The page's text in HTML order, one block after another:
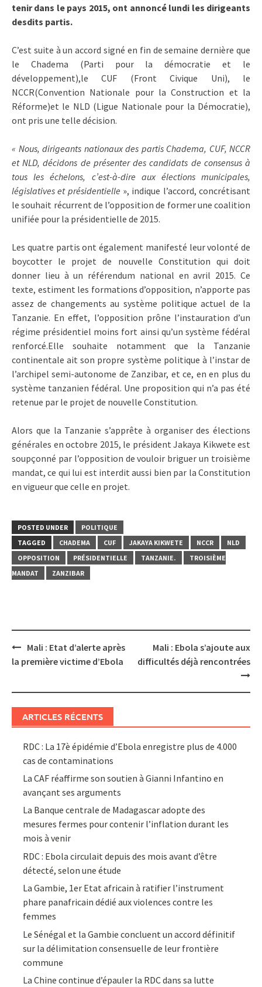
tenir dans le pays 2015, ont annoncé lundi les dirigeants
desdits partis.
C’est suite à un accord signé en fin de semaine dernière que
le Chadema (Parti pour la démocratie et le
développement),le CUF (Front Civique Uni), le
NCCR(Convention Nationale pour la Construction et la
Réforme)et le NLD (Ligue Nationale pour la Démocratie),
ont pris une telle décision.
« Nous, dirigeants nationaux des partis Chadema, CUF, NCCR
et NLD, décidons de présenter des candidats de consensus à
tous les échelons, c’est-à-dire aux élections municipales,
législatives et présidentielle », indique l’accord, concrétisant
le souhait récurrent de l’opposition de former une coalition
unifiée pour la présidentielle de 2015.
Les quatre partis ont également manifesté leur volonté de
boycotter le projet de nouvelle Constitution qui doit
donner lieu à un référendum national en avril 2015. Ce
texte, estiment les formations d’opposition, n’apporte pas
assez de changements au système politique actuel de la
Tanzanie. En effet, l’opposition prône l’instauration d’un
régime présidentiel moins fort ainsi qu’un système fédéral
renforcé.Elle souhaite notamment que la Tanzanie
continentale ait son propre système politique à l’instar de
l’archipel semi-autonome de Zanzibar, et ce, en en plus du
système tanzanien fédéral. Une proposition qui n’a pas été
retenue par le projet de nouvelle Constitution.
Alors que la Tanzanie s’apprête à organiser des élections
générales en octobre 2015, le président Jakaya Kikwete est
soupçonné par l’opposition de vouloir briguer un troisième
mandat, ce qui lui est interdit aussi bien par la Constitution
en vigueur que celle en projet.
POSTED UNDER
POLITIQUE
TAGGED
CHADEMA CUF JAKAYA KIKWETE NCCR
NLD
OPPOSITION
PRÉSIDENTIELLE TANZANIE.
TROISIÈME
MANDAT
ZANZIBAR
Post
navigation
Mali : Etat d’alerte après
la première victime d’Ebola
Mali : Ebola s’ajoute aux
difficultés déjà rencontrées
ARTICLES RÉCENTS
RDC : La 17è épidémie d’Ebola enregistre plus de 4.000
cas de contaminations
La CAF réaffirme son soutien à Gianni Infantino en
avançant ses arguments
La Banque centrale de Madagascar adopte des
mesures fermes pour contenir l’inflation durant les
mois à venir
RDC : Ebola circulait depuis des mois avant d’être
détecté, selon une étude
La Gambie, 1er Etat africain à ratifier l’instrument
phare panafricain dédié aux violences contre les
femmes
Le Sénégal et la Gambie concluent un accord définitif
sur la délimitation consensuelle de leur frontière
commune
La Chine continue d’épauler la RDC dans sa lutte